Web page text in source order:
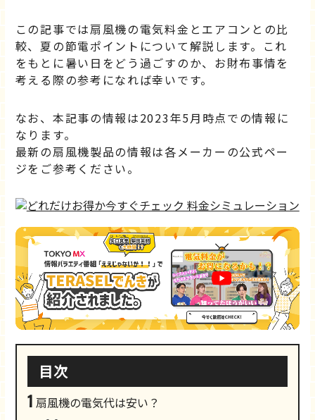
この記事では扇風機の電気料金とエアコンとの比
較、夏の節電ポイントについて解説します。これ
をもとに暑い日をどう過ごすのか、お財布事情を
考える際の参考になれば幸いです。
なお、本記事の情報は2023年5月時点での情報に
なります。
最新の扇風機製品の情報は各メーカーの公式ペー
ジをご参考ください。
目次
1 扇風機の電気代は安い？